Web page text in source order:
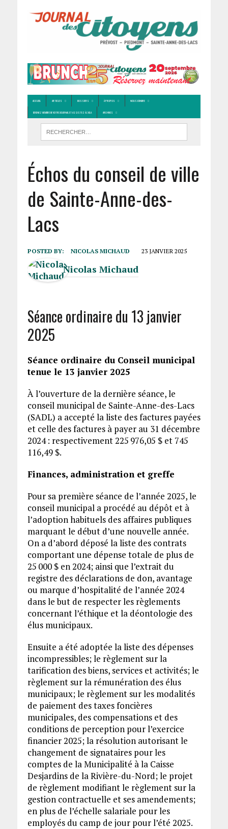
ACCUEIL ARTICLES DOSSIERS À PROPOS NOUS JOINDRE
DEVENEZ MEMBRE DE VOTRE JOURNAL ET ASSISTEZ À L’AGA ARCHIVES
Échos du conseil de ville
de Sainte-Anne-des-
Lacs
POSTED BY: NICOLAS MICHAUD 23 JANVIER 2025
Nicolas Michaud
Séance ordinaire du 13 janvier
2025
Séance ordinaire du Conseil municipal
tenue le 13 janvier 2025
À l’ouverture de la dernière séance, le
conseil municipal de Sainte-Anne-des-Lacs
(SADL) a accepté la liste des factures payées
et celle des factures à payer au 31 décembre
2024 : respectivement 225 976,05 $ et 745
116,49 $.
Finances, administration et greffe
Pour sa première séance de l’année 2025, le
conseil municipal a procédé au dépôt et à
l’adoption habituels des affaires publiques
marquant le début d’une nouvelle année.
On a d’abord déposé la liste des contrats
comportant une dépense totale de plus de
25 000 $ en 2024; ainsi que l’extrait du
registre des déclarations de don, avantage
ou marque d’hospitalité de l’année 2024
dans le but de respecter les règlements
concernant l’éthique et la déontologie des
élus municipaux.
Ensuite a été adoptée la liste des dépenses
incompressibles; le règlement sur la
tarification des biens, services et activités; le
règlement sur la rémunération des élus
municipaux; le règlement sur les modalités
de paiement des taxes foncières
municipales, des compensations et des
conditions de perception pour l’exercice
financier 2025; la résolution autorisant le
changement de signataires pour les
comptes de la Municipalité à la Caisse
Desjardins de la Rivière-du-Nord; le projet
de règlement modifiant le règlement sur la
gestion contractuelle et ses amendements;
en plus de l’échelle salariale pour les
employés du camp de jour pour l’été 2025.